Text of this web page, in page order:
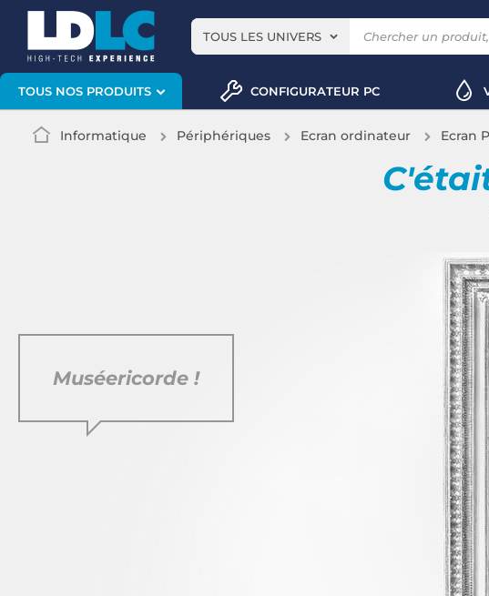
TOUS LES UNIVERS
TOUS NOS PRODUITS CONFIGURATEUR PC
Informatique Périphériques Ecran ordinateur Ecran
Muséericorde !